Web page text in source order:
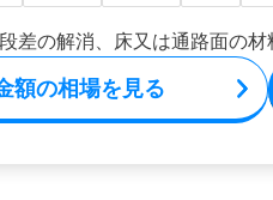
差の解消、床又は通路面の
額の相場を見る